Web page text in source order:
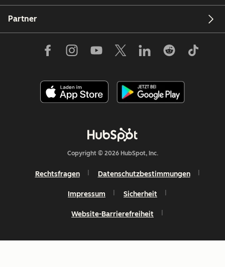
Partner
Copyright © 2026 HubSpot, Inc.
Rechtsfragen Datenschutzbestimmungen
Impressum Sicherheit
Website-Barrierefreiheit